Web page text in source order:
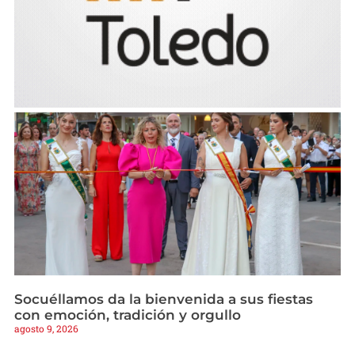
Socuéllamos da la bienvenida a sus fiestas
con emoción, tradición y orgullo
agosto 9, 2026